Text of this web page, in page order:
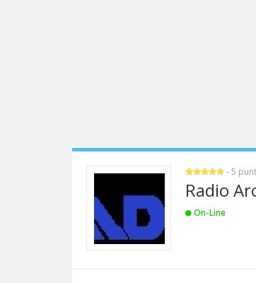
- 5
Radio
On-Line